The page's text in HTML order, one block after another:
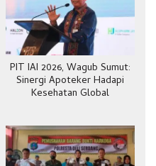
PIT IAI 2026, Wagub Sumut:
Sinergi Apoteker Hadapi
Kesehatan Global